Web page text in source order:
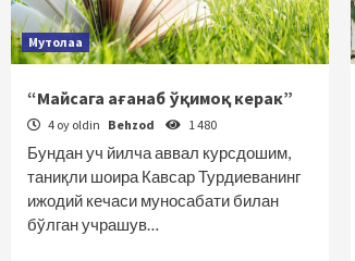
Мутолаа
“Майсага ағанаб ўқимоқ керак”
4 oy oldin Behzod 1 480
Бундан уч йилча аввал курсдошим,
таниқли шоира Кавсар Турдиеванинг
ижодий кечаси муносабати билан
бўлган учрашув…